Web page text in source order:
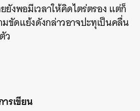
ยังพอมีเวลาให้คิดไตร่ตรอง แต่ก็
มขัดแย้งดังกล่าวอาจปะทุเป็นคลื่น
ว
รเขียน